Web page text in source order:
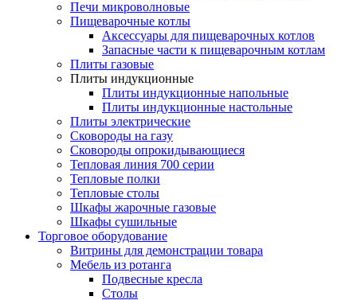
Печи микроволновые
Пищеварочные котлы
Аксессуары для пищеварочных котлов
Запасные части к пищеварочным котлам
Плиты газовые
Плиты индукционные
Плиты индукционные напольные
Плиты индукционные настольные
Плиты электрические
Сковороды на газу
Сковороды опрокидывающиеся
Тепловая линия 700 серии
Тепловые полки
Тепловые столы
Шкафы жарочные газовые
Шкафы сушильные
Торговое оборудование
Витрины для демонстрации товара
Мебель из ротанга
Подвесные кресла
Столы